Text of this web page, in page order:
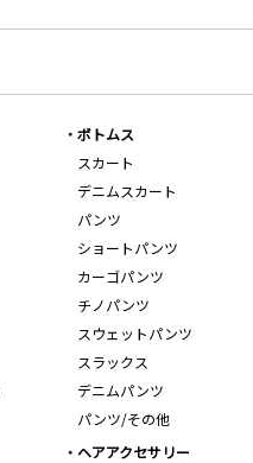
ボトムス
スカート
デニムスカート
パンツ
ショートパンツ
カーゴパンツ
チノパンツ
スウェットパンツ
スラックス
デニムパンツ
パンツ/その他
ヘアアクセサリー